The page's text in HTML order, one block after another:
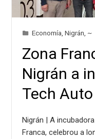
Economía ,Nigrán ~
Zona
Nigrán a
Tech Auto
Nigrán | A
Franca, celebrou a